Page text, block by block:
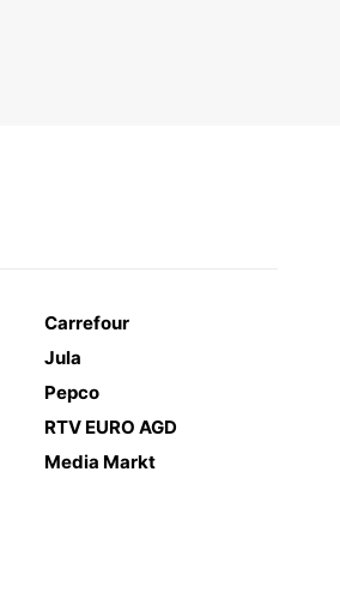
Carrefour
Jula
Pepco
RTV EURO AGD
Media Markt